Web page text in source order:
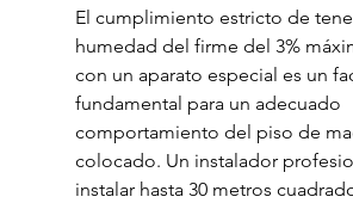
El cumplimiento estricto de
humedad del firme del 3%
con un aparato especial es un
fundamental para un adecuado
comportamiento del piso de
colocado. Un instalador
instalar hasta 30 metros